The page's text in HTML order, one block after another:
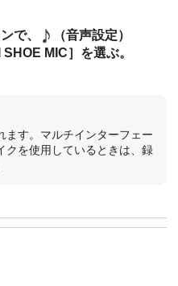
で、
（音声設定）
MIC］を選ぶ。
ます。マルチインターフェー
クを使用しているときは、録